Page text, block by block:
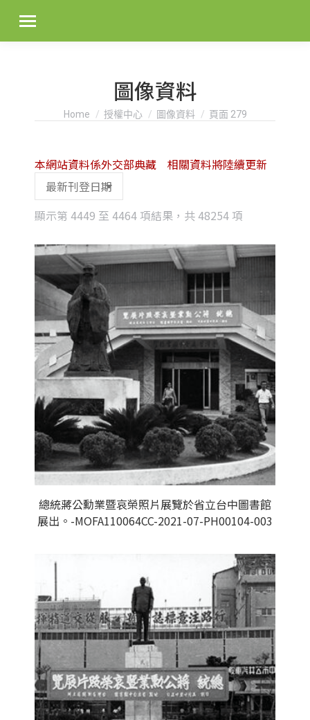
圖像資料
You are here:
Home 授權中心 圖像資料 頁面 279
顯示第 4449 至 4464 項結果，共 48254 項
latest
本網站資料係外交部典藏 相關資料將陸續更新
總統蔣公勳業暨哀榮照片展覽於省立台中圖書館
展出。-MOFA110064CC-2021-07-PH00104-003